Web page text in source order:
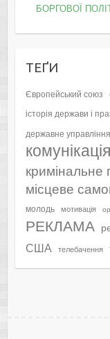
БОРГОВОЇ
ТЕҐИ
Європейський союз
історія держави і
державне управління
комунікація
кримінальне
місцеве
молодь мотивація
РЕКЛАМА
США телебачення